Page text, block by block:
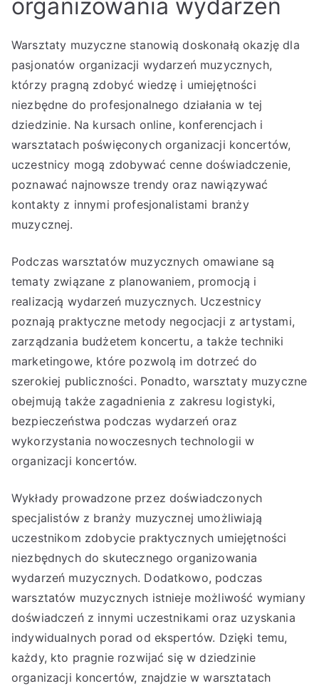
organizowania wydarzeń
Warsztaty muzyczne stanowią doskonałą okazję dla
pasjonatów organizacji wydarzeń muzycznych,
którzy pragną zdobyć wiedzę i umiejętności
niezbędne do profesjonalnego działania w tej
dziedzinie. Na kursach online, konferencjach i
warsztatach poświęconych organizacji koncertów,
uczestnicy mogą zdobywać cenne doświadczenie,
poznawać najnowsze trendy oraz nawiązywać
kontakty z innymi profesjonalistami branży
muzycznej.
Podczas warsztatów muzycznych omawiane są
tematy związane z planowaniem, promocją i
realizacją wydarzeń muzycznych. Uczestnicy
poznają praktyczne metody negocjacji z artystami,
zarządzania budżetem koncertu, a także techniki
marketingowe, które pozwolą im dotrzeć do
szerokiej publiczności. Ponadto, warsztaty muzyczne
obejmują także zagadnienia z zakresu logistyki,
bezpieczeństwa podczas wydarzeń oraz
wykorzystania nowoczesnych technologii w
organizacji koncertów.
Wykłady prowadzone przez doświadczonych
specjalistów z branży muzycznej umożliwiają
uczestnikom zdobycie praktycznych umiejętności
niezbędnych do skutecznego organizowania
wydarzeń muzycznych. Dodatkowo, podczas
warsztatów muzycznych istnieje możliwość wymiany
doświadczeń z innymi uczestnikami oraz uzyskania
indywidualnych porad od ekspertów. Dzięki temu,
każdy, kto pragnie rozwijać się w dziedzinie
organizacji koncertów, znajdzie w warsztatach